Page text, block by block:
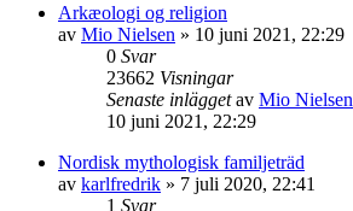
Arkæologi og religion
av Mio Nielsen » 10 juni 2021, 22:29
0 Svar
23662 Visningar
Senaste inläggetav Mio Nielsen
10 juni 2021, 22:29
Nordisk mythologisk familjeträd
av karlfredrik » 7 juli 2020, 22:41
1 Svar